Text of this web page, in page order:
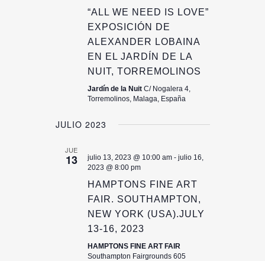
“ALL WE NEED IS LOVE”
EXPOSICIÓN DE
ALEXANDER LOBAINA
EN EL JARDÍN DE LA
NUIT, TORREMOLINOS
Jardín de la Nuit C/ Nogalera 4,
Torremolinos, Malaga, España
JULIO 2023
JUE
13 julio 13, 2023 @ 10:00 am- julio 16,
2023 @ 8:00 pm
HAMPTONS FINE ART
FAIR. SOUTHAMPTON,
NEW YORK (USA).JULY
13-16, 2023
HAMPTONS FINE ART FAIR
Southampton Fairgrounds 605